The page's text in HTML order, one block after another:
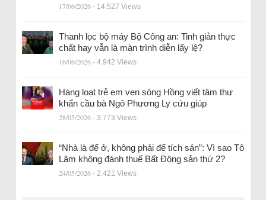
17/06/2026 - 14.527 Views
Thanh lọc bộ máy Bộ Công an: Tinh giản thực
chất hay vẫn là màn trình diễn lấy lệ?
16/06/2026 - 4.942 Views
Hàng loạt trẻ em ven sông Hồng viết tâm thư
khẩn cầu bà Ngô Phương Ly cứu giúp
28/05/2026 - 3.773 Views
“Nhà là để ở, không phải để tích sản”: Vì sao Tô
Lâm không đánh thuế Bất Động sản thứ 2?
24/05/2026 - 2.421 Views